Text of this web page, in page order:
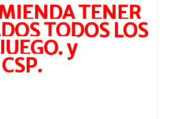
TENER
TODOS LOS
y